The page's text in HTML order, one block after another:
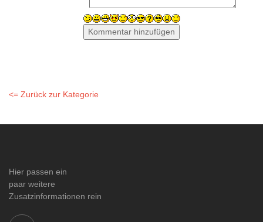
<= Zurück zur Kategorie
Hier passen ein
paar weitere
Zusatzinformationen rein